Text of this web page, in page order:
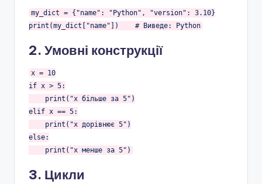
my_dict = { "name" : "Python" , "version" : 3.10}
print(my_dict[
"name" ]) # Виведе: Python
2. Умовні конструкції
x = 10
if x > 5:
    print(
"x більше за 5"
elif x == 5:
    print(
"x дорівнює 5"
else:
    print(
"x менше за 5"
3. Цикли